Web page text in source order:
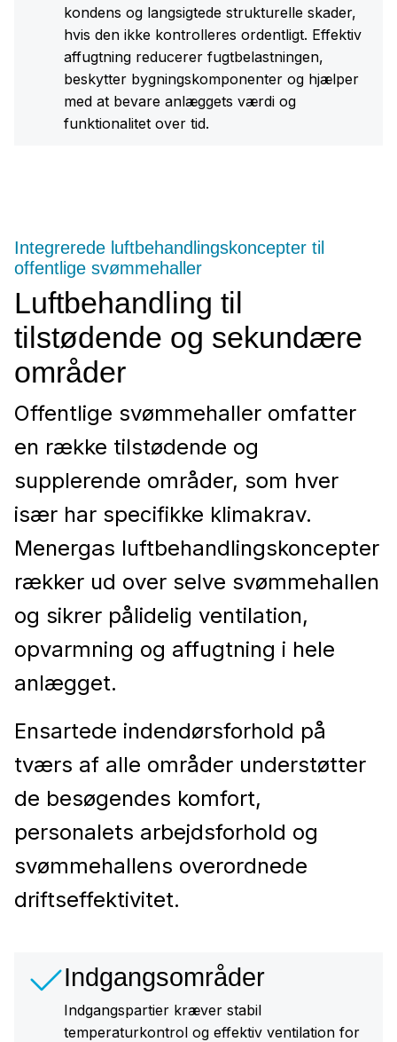
kondens og langsigtede strukturelle skader,
hvis den ikke kontrolleres ordentligt. Effektiv
affugtning reducerer fugtbelastningen,
beskytter bygningskomponenter og hjælper
med at bevare anlæggets værdi og
funktionalitet over tid.
Luftbehandling til
tilstødende og sekundære
områder
Integrerede luftbehandlingskoncepter til
offentlige svømmehaller
Offentlige svømmehaller omfatter
en række tilstødende og
supplerende områder, som hver
især har specifikke klimakrav.
Menergas luftbehandlingskoncepter
rækker ud over selve svømmehallen
og sikrer pålidelig ventilation,
opvarmning og affugtning i hele
anlægget.
Ensartede indendørsforhold på
tværs af alle områder understøtter
de besøgendes komfort,
personalets arbejdsforhold og
svømmehallens overordnede
driftseffektivitet.
Indgangsområder
Indgangspartier kræver stabil
temperaturkontrol og effektiv ventilation for